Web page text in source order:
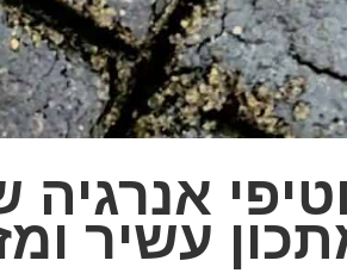
אנרגיה
עשיר